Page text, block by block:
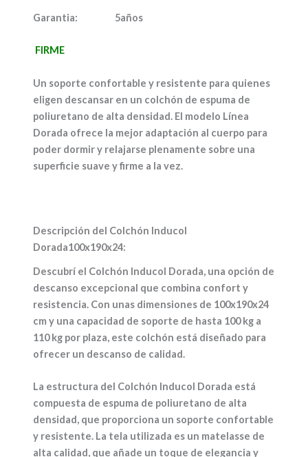
Garantia: 5años
FIRME
Un soporte confortable y resistente para quienes
eligen descansar en un colchón de espuma de
poliuretano de alta densidad. El modelo Línea
Dorada ofrece la mejor adaptación al cuerpo para
poder dormir y relajarse plenamente sobre una
superficie suave y firme a la vez.
Descripción del Colchón Inducol
Dorada100x190x24:
Descubrí el Colchón Inducol Dorada, una opción de
descanso excepcional que combina confort y
resistencia. Con unas dimensiones de 100x190x24
cm y una capacidad de soporte de hasta 100 kg a
110 kg por plaza, este colchón está diseñado para
ofrecer un descanso de calidad.
La estructura del Colchón Inducol Dorada está
compuesta de espuma de poliuretano de alta
densidad, que proporciona un soporte confortable
y resistente. La tela utilizada es un matelasse de
alta calidad, que añade un toque de elegancia y